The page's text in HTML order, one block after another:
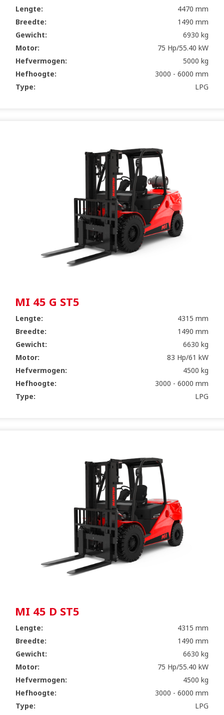
Lengte:
4470 mm
Breedte:
1490 mm
Gewicht:
6930 kg
Motor:
75 Hp/55.40 kW
Hefvermogen:
5000 kg
Hefhoogte:
3000 - 6000 mm
Type:
LPG
MI 45 G ST5
Lengte:
4315 mm
Breedte:
1490 mm
Gewicht:
6630 kg
Motor:
83 Hp/61 kW
Hefvermogen:
4500 kg
Hefhoogte:
3000 - 6000 mm
Type:
LPG
MI 45 D ST5
Lengte:
4315 mm
Breedte:
1490 mm
Gewicht:
6630 kg
Motor:
75 Hp/55.40 kW
Hefvermogen:
4500 kg
Hefhoogte:
3000 - 6000 mm
Type:
LPG